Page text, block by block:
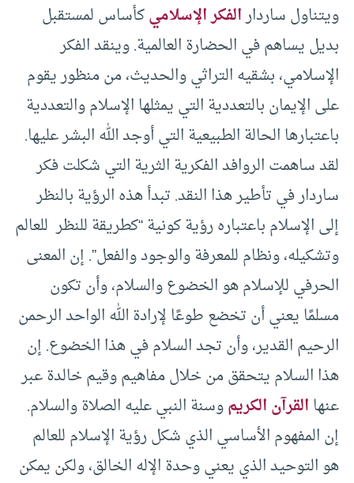
ويتناول ساردارالفكر الإسلاميكأساس لمستقبل
بديل يساهم في الحضارة العالمية. وينقد الفكر
الإسلامي، بشقيه التراثي والحديث، من منظور يقوم
على الإيمان بالتعددية التي يمثلها الإسلام والتعددية
باعتبارها الحالة الطبيعية التي أوجد الله البشر عليها.
لقد ساهمت الروافد الفكرية الثرية التي شكلت فكر
ساردار في تأطير هذا النقد. تبدأ هذه الرؤية بالنظر
إلى الإسلام باعتباره رؤية كونية “كطريقة للنظر للعالم
وتشكيله، ونظام للمعرفة والوجود والفعل”. إن المعنى
الحرفي للإسلام هو الخضوع والسلام، وأن تكون
مسلمًا يعني أن تخضع طوعًا لإرادة الله الواحد الرحمن
الرحيم القدير، وأن تجد السلام في هذا الخضوع. إن
هذا السلام يتحقق من خلال مفاهيم وقيم خالدة عبر
عنهاالقرآن الكريموسنة النبي عليه الصلاة والسلام.
إن المفهوم الأساسي الذي شكل رؤية الإسلام للعالم
هو التوحيد الذي يعني وحدة الإله الخالق، ولكن يمكن